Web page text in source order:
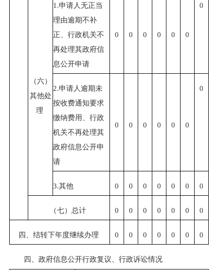
（六）
其他处
理
1.申请人无正当
理由逾期不补
正、行政机关不
再处理其政府信
息公开申请
0 0 0 0 0 0
0
2.申请人逾期未
按收费通知要求
缴纳费用、行政
机关不再处理其
政府信息公开申
请
0 0 0 0 0 0
0
3.其他 0 0 0 0 0 0 0
（七）总计 0 0 0 0 0 0 0
四、结转下年度继续办理 0 0 0 0 0 0 0
四、政府信息公开行政复议、行政诉讼情况